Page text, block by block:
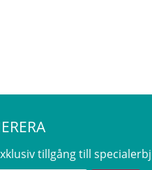
tillgång till